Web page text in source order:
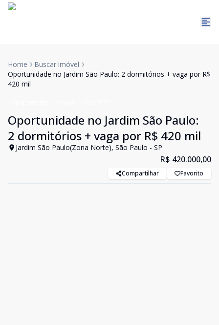
Home
Buscar imóvel
Oportunidade no Jardim São Paulo: 2 dormitórios + vaga por R$
420 mil
Oportunidade no Jardim São Paulo:
2 dormitórios + vaga por R$ 420 mil
Jardim São Paulo(Zona Norte), São Paulo - SP
R$ 420.000,00
Compartilhar Favorito